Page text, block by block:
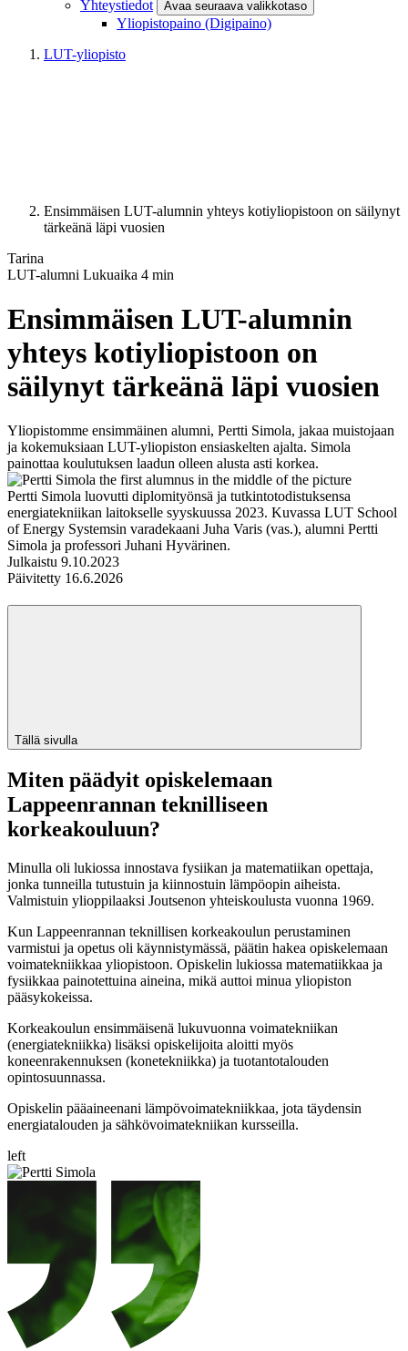
Yhteystiedot Avaa seuraava valikkotaso
Yliopistopaino (Digipaino)
LUT-yliopisto
Ensimmäisen LUT-alumnin yhteys kotiyliopistoon on säilynyt
tärkeänä läpi vuosien
Tarina
LUT-alumni Lukuaika 4 min
Ensimmäisen LUT-alumnin
yhteys kotiyliopistoon on
säilynyt tärkeänä läpi vuosien
Yliopistomme ensimmäinen alumni, Pertti Simola, jakaa muistojaan
ja kokemuksiaan LUT-yliopiston ensiaskelten ajalta. Simola
painottaa koulutuksen laadun olleen alusta asti korkea.
Pertti Simola luovutti diplomityönsä ja tutkintotodistuksensa
energiatekniikan laitokselle syyskuussa 2023. Kuvassa LUT School
of Energy Systemsin varadekaani Juha Varis (vas.), alumni Pertti
Simola ja professori Juhani Hyvärinen.
Julkaistu 9.10.2023
Päivitetty 16.6.2026
Tällä sivulla
Miten päädyit opiskelemaan
Lappeenrannan teknilliseen
korkeakouluun?
Minulla oli lukiossa innostava fysiikan ja matematiikan opettaja,
jonka tunneilla tutustuin ja kiinnostuin lämpöopin aiheista.
Valmistuin ylioppilaaksi Joutsenon yhteiskoulusta vuonna 1969.
Kun Lappeenrannan teknillisen korkeakoulun perustaminen
varmistui ja opetus oli käynnistymässä, päätin hakea opiskelemaan
voimatekniikkaa yliopistoon. Opiskelin lukiossa matematiikkaa ja
fysiikkaa painotettuina aineina, mikä auttoi minua yliopiston
pääsykokeissa.
Korkeakoulun ensimmäisenä lukuvuonna voimatekniikan
(energiatekniikka) lisäksi opiskelijoita aloitti myös
koneenrakennuksen (konetekniikka) ja tuotantotalouden
opintosuunnassa.
Opiskelin pääaineenani lämpövoimatekniikkaa, jota täydensin
energiatalouden ja sähkövoimatekniikan kursseilla.
left